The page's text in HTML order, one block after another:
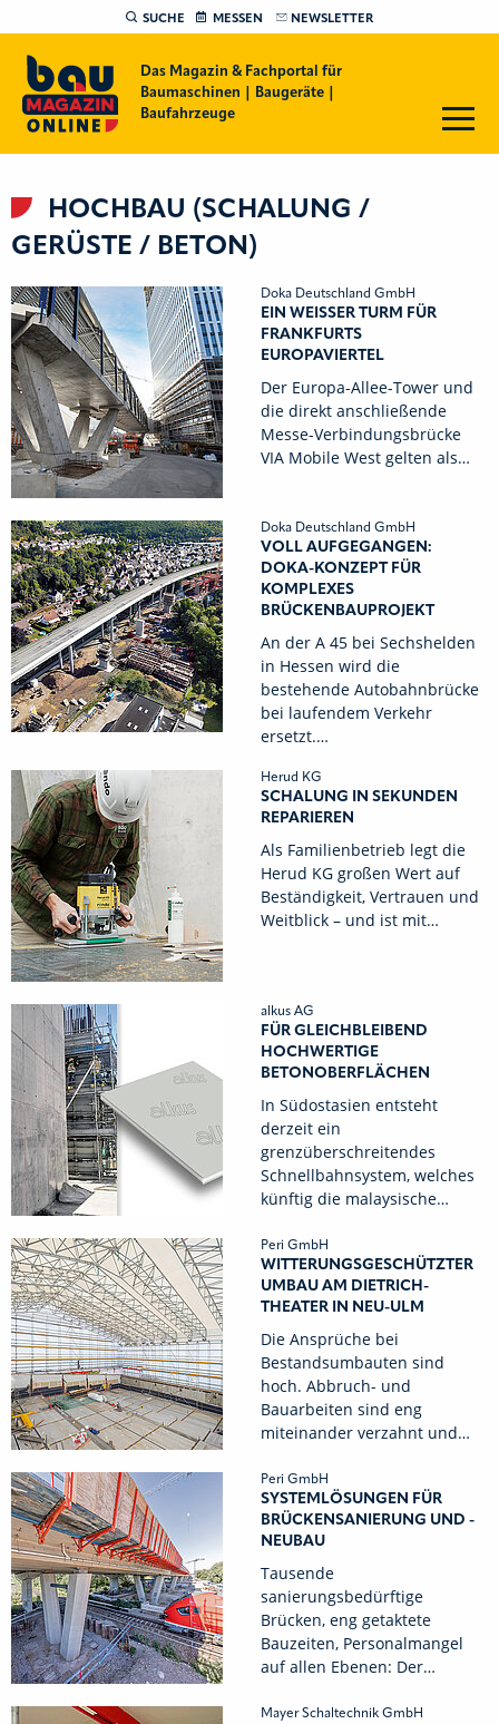
SUCHE MESSEN NEWSLETTER
Das Magazin & Fachportal für
Baumaschinen | Baugeräte |
Baufahrzeuge
HOCHBAU (SCHALUNG /
GERÜSTE / BETON)
Doka Deutschland GmbH
EIN WEISSER TURM FÜR F
RANKFURTS E
UROPAVIERTEL
Der Europa-Allee-Tower und
die direkt anschließende
Messe-Verbindungsbrücke
VIA Mobile West gelten als…
Doka Deutschland GmbH
VOLL AUFGEGANGEN:
DOKA-KONZEPT FÜR
KOMPLEXES
BRÜCKENBAUPROJEKT
An der A 45 bei Sechshelden
in Hessen wird die
bestehende Autobahnbrücke
bei laufendem Verkehr
ersetzt.…
Herud KG
SCHALUNG IN SEKUNDEN
REPARIEREN
Als Familienbetrieb legt die
Herud KG großen Wert auf
Beständigkeit, Vertrauen und
Weitblick – und ist mit…
alkus AG
FÜR GLEICHBLEIBEND
HOCHWERTIGE
BETONOBERFLÄCHEN
In Südostasien entsteht
derzeit ein
grenzüberschreitendes
Schnellbahnsystem, welches
künftig die malaysische…
Peri GmbH
WITTERUNGSGESCHÜTZTER
UMBAU AM DIETRICH-
THEATER IN NEU-ULM
Die Ansprüche bei
Bestandsumbauten sind
hoch. Abbruch- und
Bauarbeiten sind eng
miteinander verzahnt und…
Peri GmbH
SYSTEMLÖSUNGEN FÜR
BRÜCKENSANIERUNG UND -
NEUBAU
Tausende
sanierungsbedürftige
Brücken, eng getaktete
Bauzeiten, Personalmangel
auf allen Ebenen: Der…
Mayer Schaltechnik GmbH